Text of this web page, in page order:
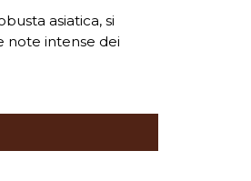
asiatica, si
note intense dei